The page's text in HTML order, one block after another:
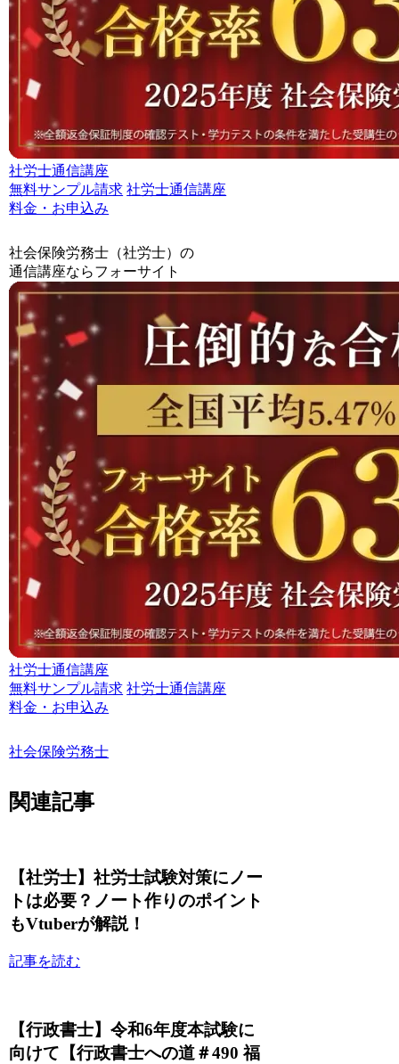
社労士通信講座
無料サンプル請求 社労士通信講座
料金・お申込み
社会保険労務士（社労士）の
通信講座ならフォーサイト
社労士通信講座
無料サンプル請求 社労士通信講座
料金・お申込み
社会保険労務士
関連記事
【社労士】社労士試験対策にノー
トは必要？ノート作りのポイント
もVtuberが解説！
記事を読む
【行政書士】令和6年度本試験に
向けて【行政書士への道＃490 福